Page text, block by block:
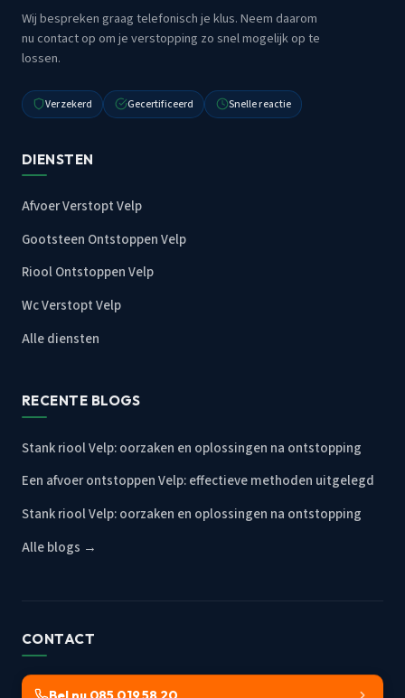
Wij bespreken graag telefonisch je klus. Neem daarom
nu contact op om je verstopping zo snel mogelijk op te
lossen.
Verzekerd Gecertificeerd Snelle reactie
DIENSTEN
Afvoer Verstopt Velp
Gootsteen Ontstoppen Velp
Riool Ontstoppen Velp
Wc Verstopt Velp
Alle diensten
RECENTE BLOGS
Stank riool Velp: oorzaken en oplossingen na ontstopping
Een afvoer ontstoppen Velp: effectieve methoden uitgelegd
Stank riool Velp: oorzaken en oplossingen na ontstopping
Alle blogs →
CONTACT